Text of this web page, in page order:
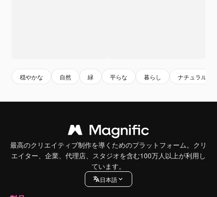
穏やかな 自然 緑 平らな 暮らし ナチュラル
最高のクリエイティブ制作を導くためのプラットフォーム。クリ
エイター、企業、代理店、スタジオを含む100万人以上が利用し
ています。
日本語